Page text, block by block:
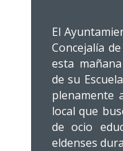
El
Concejalía
esta
de su
plenamente
local que
de ocio
eldenses